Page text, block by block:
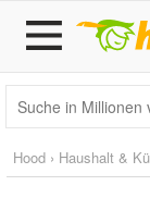
Hood › Haushalt &